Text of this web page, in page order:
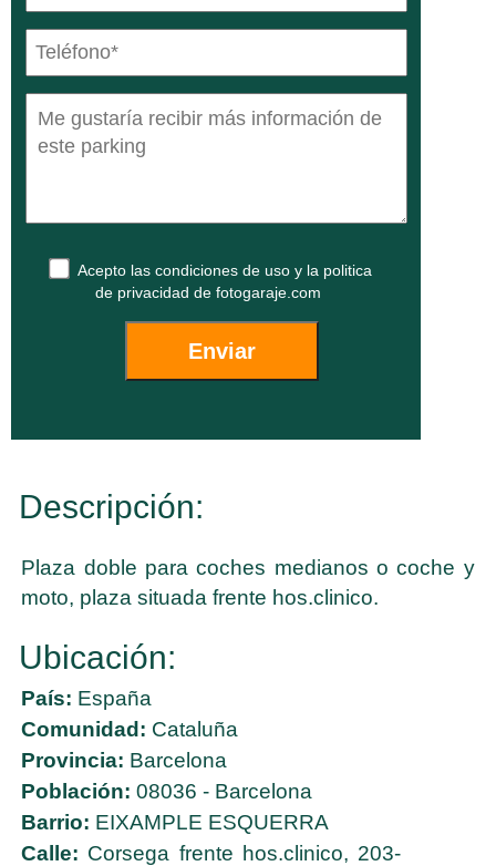
Acepto las condiciones de uso y la politica
de privacidad de fotogaraje.com
Descripción:
Plaza doble para coches medianos o coche y
moto, plaza situada frente hos.clinico.
Ubicación:
País: España
Comunidad: Cataluña
Provincia: Barcelona
Población: 08036 - Barcelona
Barrio: EIXAMPLE ESQUERRA
Calle: Corsega frente hos.clinico, 203-